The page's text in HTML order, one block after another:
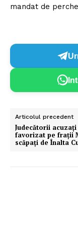
mandat de
Articolul precedent
Judecătorii
favorizat pe frații
scăpați de Înalta